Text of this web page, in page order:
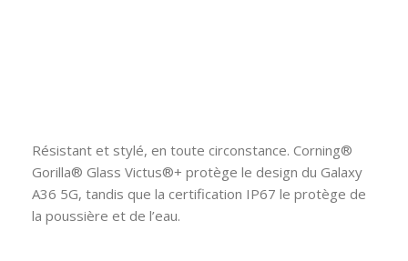
Résistant et stylé, en toute circonstance. Corning®
Gorilla® Glass Victus®+ protège le design du Galaxy
A36 5G, tandis que la certification IP67 le protège de
la poussière et de l’eau.